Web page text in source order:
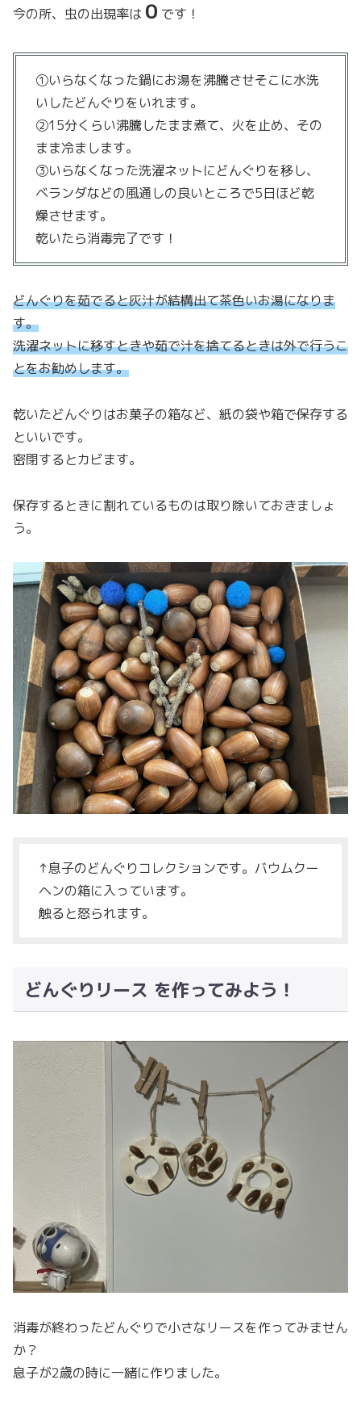
今の所、虫の出現率は ０ です！
①いらなくなった鍋にお湯を沸騰させそこに水洗
いしたどんぐりをいれます。
②15分くらい沸騰したまま煮て、火を止め、その
まま冷まします。
③いらなくなった洗濯ネットにどんぐりを移し、
ベランダなどの風通しの良いところで5日ほど乾
燥させます。
乾いたら消毒完了です！
どんぐりを茹でると灰汁が結構出て茶色いお湯になりま
す。
洗濯ネットに移すときや茹で汁を捨てるときは外で行うこ
とをお勧めします。
乾いたどんぐりはお菓子の箱など、紙の袋や箱で保存する
といいです。
密閉するとカビます。
保存するときに割れているものは取り除いておきましょ
う。
↑息子のどんぐりコレクションです。バウムクー
ヘンの箱に入っています。
触ると怒られます。
どんぐりリース を作ってみよう！
消毒が終わったどんぐりで小さなリースを作ってみません
か？
息子が2歳の時に一緒に作りました。